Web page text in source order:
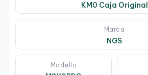
KM0 Caja Original
Marca
NGS
Modello